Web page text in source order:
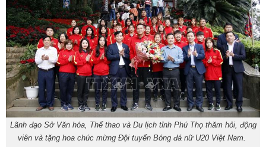
Lãnh đạo Sở Văn hóa, Thể thao và Du lịch tỉnh Phú Thọ thăm hỏi, động
viên và tặng hoa chúc mừng Đội tuyển Bóng đá nữ U20 Việt Nam.